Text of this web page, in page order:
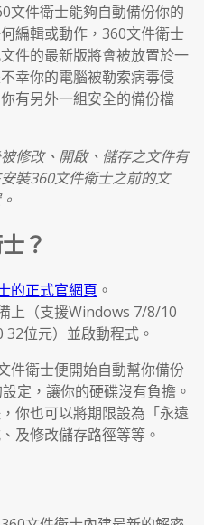
文件衛士能夠自動備份你的
編輯或動作，360文件衛士
件的最新版將會被放置於一
幸你的電腦被勒索病毒侵
有另外一組安全的備份檔
修改、開啟、儲存之文件有
裝360文件衛士之前的文
？
的正式官網頁 。
上（支援Windows 7/8/10
位元）並啟動程式。
件衛士便開始自動幫你備份
定，讓你的硬碟沒有負擔。
你也可以將期限設為「永遠
及修改儲存路徑等等。